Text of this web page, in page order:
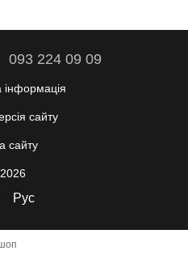
093 224 09 09
інформація
сайту
сайту
Рус